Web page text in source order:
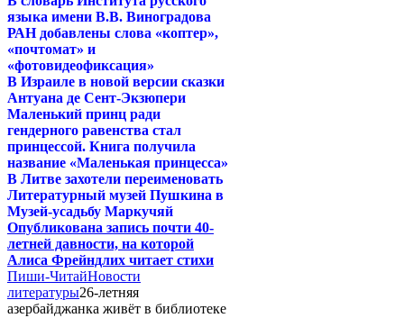
языка имени В.В. Виноградова
РАН добавлены слова «коптер»,
«почтомат» и
«фотовидеофиксация»
В Израиле в новой версии сказки
Антуана де Сент-Экзюпери
Маленький принц ради
гендерного равенства стал
принцессой. Книга получила
название «Маленькая принцесса»
В Литве захотели переименовать
Литературный музей Пушкина в
Музей-усадьбу Маркучяй
Опубликована запись почти 40-
летней давности, на которой
Алиса Фрейндлих читает стихи
Пиши-ЧитайНовости
литературы26-летняя
азербайджанка живёт в библиотеке